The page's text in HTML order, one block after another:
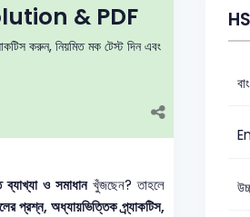
& PDF
করুন, নিয়মিত মক টেস্ট দিন এবং
ও সমাধানখুঁজছেন? তাহলে
প্রশ্ন, অধ্যায়ভিত্তিক প্র্যাকটিস,